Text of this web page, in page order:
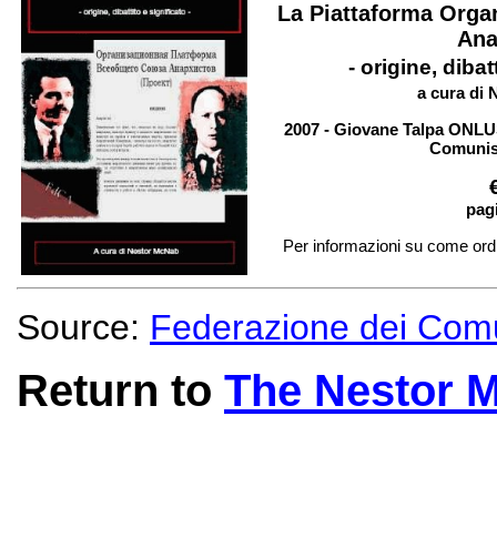
La Piattaforma
- origine,
a cura di
2007 - Giovane Talpa
Per informazioni su come
Source: Federazione dei
Return to The Nestor